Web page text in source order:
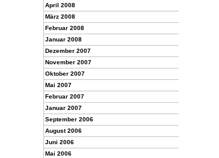
April 2008
März 2008
Februar 2008
Januar 2008
Dezember 2007
November 2007
Oktober 2007
Mai 2007
Februar 2007
Januar 2007
September 2006
August 2006
Juni 2006
Mai 2006